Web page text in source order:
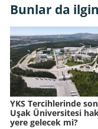
Bunlar da
YKS Tercihlerinde
Uşak Üniversitesi
yere gelecek mi?